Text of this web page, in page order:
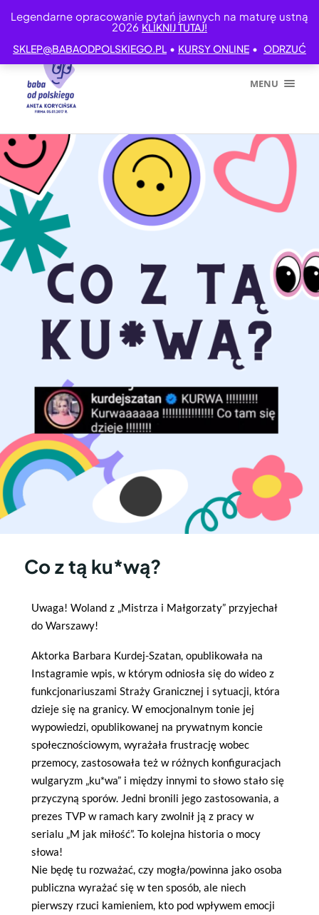
Legendarne opracowanie pytań jawnych na maturę ustną
2026 KLIKNIJ TUTAJ!
SKLEP@BABAODPOLSKIEGO.PL • KURSY ONLINE • ODRZUĆ
MENU
Co z tą ku*wą?
Uwaga! Woland z „Mistrza i Małgorzaty” przyjechał
do Warszawy!
Aktorka Barbara Kurdej-Szatan, opublikowała na
Instagramie wpis, w którym odniosła się do wideo z
funkcjonariuszami Straży Granicznej i sytuacji, która
dzieje się na granicy. W emocjonalnym tonie jej
wypowiedzi, opublikowanej na prywatnym koncie
społecznościowym, wyrażała frustrację wobec
przemocy, zastosowała też w różnych konfiguracjach
wulgaryzm „ku*wa” i między innymi to słowo stało się
przyczyną sporów. Jedni bronili jego zastosowania, a
prezes TVP w ramach kary zwolnił ją z pracy w
serialu „M jak miłość”. To kolejna historia o mocy
słowa!
Nie będę tu rozważać, czy mogła/powinna jako osoba
publiczna wyrażać się w ten sposób, ale niech
pierwszy rzuci kamieniem, kto pod wpływem emocji